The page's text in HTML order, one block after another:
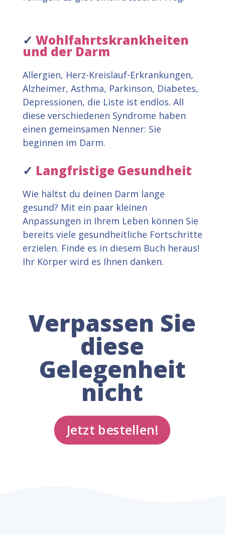
✓ Wohlfahrtskrankheiten
und der Darm
Allergien, Herz-Kreislauf-Erkrankungen,
Alzheimer, Asthma, Parkinson, Diabetes,
Depressionen, die Liste ist endlos. All
diese verschiedenen Syndrome haben
einen gemeinsamen Nenner: Sie
beginnen im Darm.
✓ Langfristige Gesundheit
Wie hältst du deinen Darm lange
gesund? Mit ein paar kleinen
Anpassungen in Ihrem Leben können Sie
bereits viele gesundheitliche Fortschritte
erzielen. Finde es in diesem Buch heraus!
Ihr Körper wird es Ihnen danken.
Verpassen Sie
diese
Gelegenheit
nicht
Jetzt bestellen!